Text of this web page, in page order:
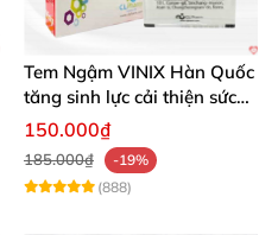
Tem Ngậm VINIX Hàn Quốc
tăng sinh lực cải thiện sức
khỏe phái mạnh
150.000₫
185.000₫
-19%
(888)